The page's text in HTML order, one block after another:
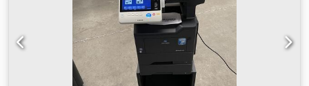
pārbaudīta un darbojas. Iepakojums un piegāde: Jūs varat
apskatīt ierīci mūsu darba laikā. Lūdzu, iepriekš
vienojieties par tikšanās laiku! Djdpfx Adjzb Akys Sjck Pēc
pieprasījuma iespējams nodrošināt jūras drošu
iepakojumu un piegādi uz jebkuru pasaules vietu! Lai
iegūtu sīkāku informāciju, lūdzu, sazinieties ar mums